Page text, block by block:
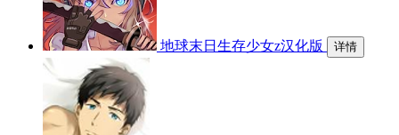
地球末日生存少女z汉化版 详情